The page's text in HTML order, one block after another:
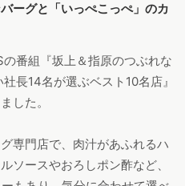
ーグと「いっぺこっぺ」のカ
番組『坂上＆指原のつぶれな
長14名が選ぶベスト10名店』
した。
専門店で、肉汁があふれるハ
ソースやおろしポン酢など、